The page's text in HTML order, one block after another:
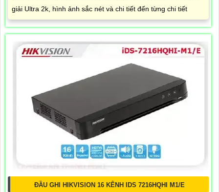
giải Ultra 2k, hình ảnh sắc nét và chi tiết đến từng chi tiết
ĐẦU GHI HIKVISION 16 KÊNH IDS 7216HQHI M1/E